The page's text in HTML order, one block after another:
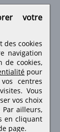
votre
des cookies
navigation
de cookies,
pour
centres
Vous
vos choix
ailleurs,
en cliquant
page.